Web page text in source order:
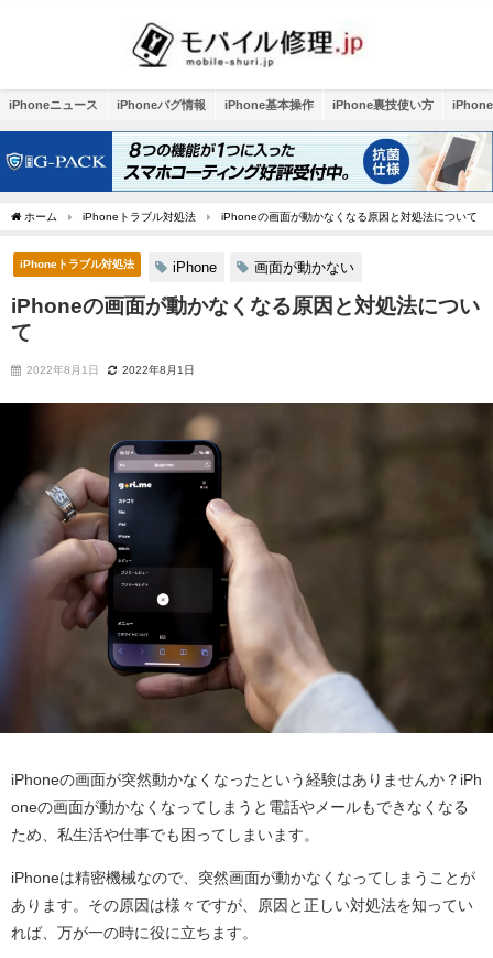
iPhoneニュース iPhoneバグ情報 iPhone基本操作 iPhone裏技使い方
ホーム iPhoneトラブル対処法 iPhoneの画面が動かなくなる原因と対処法について
iPhoneトラブル対処法 iPhone 画面が動かない
iPhoneの画面が動かなくなる原因と対処法につい
て
2022年8月1日 2022年8月1日
iPhoneの画面が突然動かなくなったという経験はありませんか？iPh
oneの画面が動かなくなってしまうと電話やメールもできなくなる
ため、私生活や仕事でも困ってしまいます。
iPhoneは精密機械なので、突然画面が動かなくなってしまうことが
あります。その原因は様々ですが、原因と正しい対処法を知ってい
れば、万が一の時に役に立ちます。